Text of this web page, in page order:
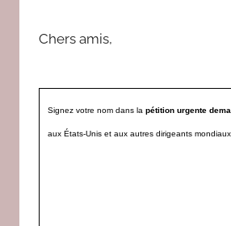
Chers amis,
Signez votre nom dans lapétition urgente
aux États-Unis et aux autres dirigeants